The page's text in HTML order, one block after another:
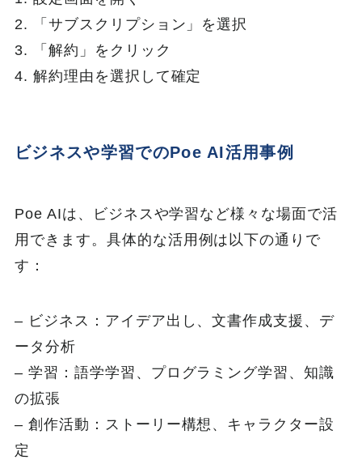
2. 「サブスクリプション」を選択
3. 「解約」をクリック
4. 解約理由を選択して確定
ビジネスや学習でのPoe AI活用事例
Poe AIは、ビジネスや学習など様々な場面で活
用できます。具体的な活用例は以下の通りで
す：
– ビジネス：アイデア出し、文書作成支援、デ
ータ分析
– 学習：語学学習、プログラミング学習、知識
の拡張
– 創作活動：ストーリー構想、キャラクター設
定